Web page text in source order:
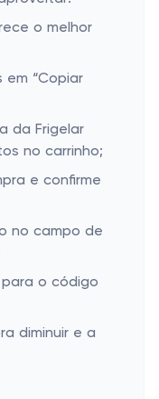
o melhor
em “Copiar
da Frigelar
no carrinho;
e confirme
no campo de
para o código
diminuir e a